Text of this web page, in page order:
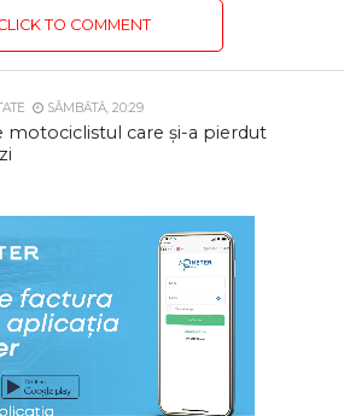
TO COMMENT
SÂMBĂTĂ, 20:29
motociclistul care și-a pierdut